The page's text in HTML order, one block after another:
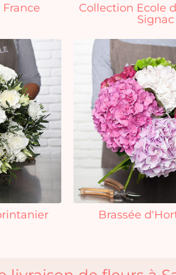
France
Collection Ecole
Signac
Brassée